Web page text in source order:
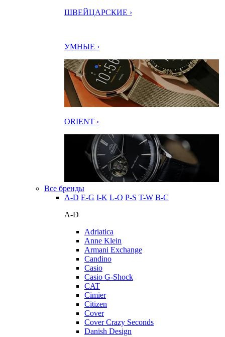
ШВЕЙЦАРСКИЕ ›
УМНЫЕ ›
ORIENT ›
Все бренды
A-D E-G I-K L-O P-S T-W В-С
A-D
Adriatica
Anne Klein
Armani Exchange
Candino
Casio
Casio G-Shock
CAT
Cimier
Citizen
Cover
Cover Crazy Seconds
Danish Design